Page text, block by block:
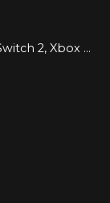
PC, PlayStation 4, PlayStation 5, Switch, Switch 2, Xbox One, Xbox Series